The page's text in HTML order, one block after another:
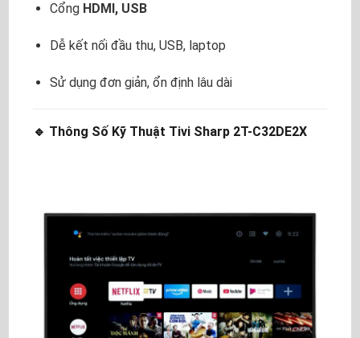
Cổng HDMI, USB
Dễ kết nối đầu thu, USB, laptop
Sử dụng đơn giản, ổn định lâu dài
🔹 Thông Số Kỹ Thuật Tivi Sharp 2T-C32DE2X